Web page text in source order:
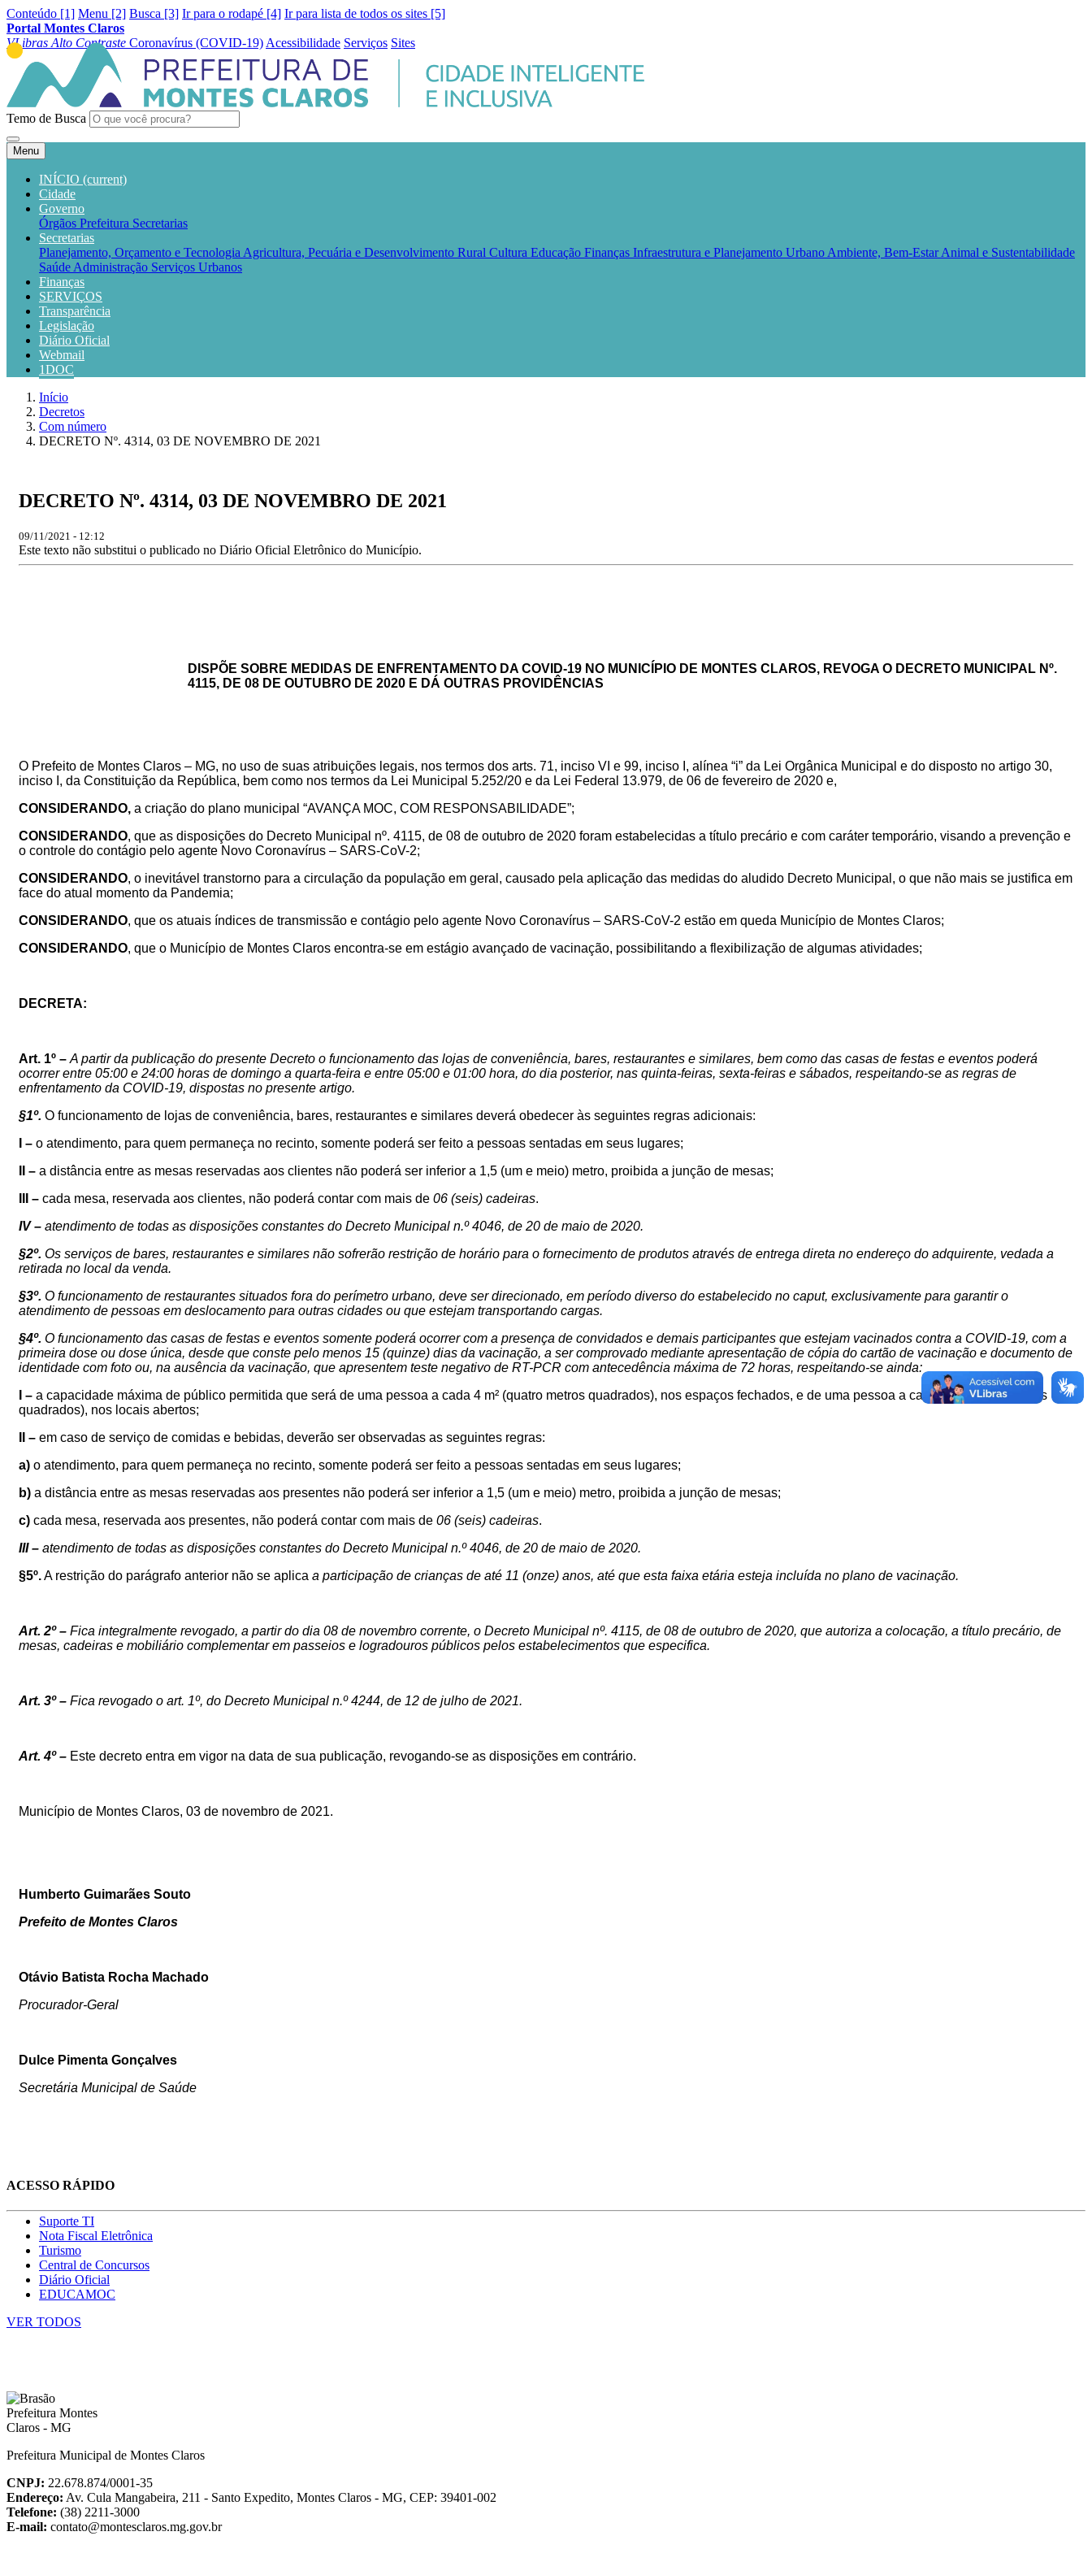
Conteúdo [1] Menu [2] Busca [3] Ir para o rodapé [4] Ir para lista de todos os sites [5]
Portal Montes Claros
VLibras Alto Contraste Coronavírus (COVID-19) Acessibilidade Serviços Sites
Temo de Busca
Menu
INÍCIO (current)
Cidade
Governo
Órgãos Prefeitura Secretarias
Secretarias
Planejamento, Orçamento e Tecnologia Agricultura, Pecuária e Desenvolvimento Rural Cultura Educação Finanças Infraestrutura e Planejamento Urbano Ambiente, Bem-Estar Animal e Sustentabilidade
Saúde Administração Serviços Urbanos
Finanças
SERVIÇOS
Transparência
Legislação
Diário Oficial
Webmail
1DOC
Início
Decretos
Com número
DECRETO Nº. 4314, 03 DE NOVEMBRO DE 2021
DECRETO Nº. 4314, 03 DE NOVEMBRO DE 2021
09/11/2021 - 12:12
Este texto não substitui o publicado no Diário Oficial Eletrônico do Município.
DISPÕE SOBRE MEDIDAS DE ENFRENTAMENTO DA COVID-19 NO MUNICÍPIO DE MONTES CLAROS, REVOGA O DECRETO MUNICIPAL Nº.
4115, DE 08 DE OUTUBRO DE 2020E DÁ OUTRAS PROVIDÊNCIAS
O Prefeito de Montes Claros – MG, no uso de suas atribuições legais, nos termos dos arts. 71, inciso VI e 99, inciso I, alínea “i” da Lei Orgânica Municipal e do disposto no artigo 30,
inciso I, da Constituição da República, bem como nos termos da Lei Municipal 5.252/20 e da Lei Federal 13.979, de 06 de fevereiro de 2020 e,
CONSIDERANDO, a criação do plano municipal “AVANÇA MOC, COM RESPONSABILIDADE”;
CONSIDERANDO, que as disposições do Decreto Municipal nº. 4115, de 08 de outubro de 2020 foram estabelecidas a título precário e com caráter temporário, visando a prevenção e
o controle do contágio pelo agente Novo Coronavírus – SARS-CoV-2;
CONSIDERANDO, o inevitável transtorno para a circulação da população em geral, causado pela aplicação das medidas do aludido Decreto Municipal, o que não mais se justifica em
face do atual momento da Pandemia;
CONSIDERANDO, que os atuais índices de transmissão e contágio pelo agente Novo Coronavírus – SARS-CoV-2 estão em queda Município de Montes Claros;
CONSIDERANDO, que o Município de Montes Claros encontra-se em estágio avançado de vacinação, possibilitando a flexibilização de algumas atividades;
DECRETA:
Art. 1º – A partir da publicação do presente Decreto o funcionamento das lojas de conveniência, bares, restaurantes e similares, bem como das casas de festas e eventos poderá
ocorrer entre 05:00 e 24:00 horas de domingo a quarta-feira e entre 05:00 e 01:00 hora, do dia posterior, nas quinta-feiras, sexta-feiras e sábados, respeitando-se as regras de
enfrentamento da COVID-19, dispostas no presente artigo.
§1º. O funcionamento de lojas de conveniência, bares, restaurantes e similares deverá obedecer às seguintes regras adicionais:
I – o atendimento, para quem permaneça no recinto, somente poderá ser feito a pessoas sentadas em seus lugares;
II – a distância entre as mesas reservadas aos clientes não poderá ser inferior a 1,5 (um e meio) metro, proibida a junção de mesas;
III – cada mesa, reservada aos clientes, não poderá contar com mais de 06 (seis) cadeiras.
IV – atendimento de todas as disposições constantes do Decreto Municipal n.º 4046, de 20 de maio de 2020.
§2º. Os serviços de bares, restaurantes e similares não sofrerão restrição de horário para o fornecimento de produtos através de entrega direta no endereço do adquirente, vedada a
retirada no local da venda.
§3º. O funcionamento de restaurantes situados fora do perímetro urbano, deve ser direcionado, em período diverso do estabelecido no caput, exclusivamente para garantir o
atendimento de pessoas em deslocamento para outras cidades ou que estejam transportando cargas.
§4º. O funcionamento das casas de festas e eventos somente poderá ocorrer com a presença de convidados e demais participantes que estejam vacinados contra a COVID-19, com a
primeira dose ou dose única, desde que conste pelo menos 15 (quinze) dias da vacinação, a ser comprovado mediante apresentação de cópia do cartão de vacinação e documento de
identidade com foto ou, na ausência da vacinação, que apresentem teste negativo de RT-PCR com antecedência máxima de 72 horas, respeitando-se ainda:
I – a capacidade máxima de público permitida que será de uma pessoa a cada 4 m² (quatro metros quadrados), nos espaços fechados, e de uma pessoa a cada 02 m² (dois metros
quadrados), nos locais abertos;
II – em caso de serviço de comidas e bebidas, deverão ser observadas as seguintes regras:
a) o atendimento, para quem permaneça no recinto, somente poderá ser feito a pessoas sentadas em seus lugares;
b) a distância entre as mesas reservadas aos presentes não poderá ser inferior a 1,5 (um e meio) metro, proibida a junção de mesas;
c) cada mesa, reservada aos presentes, não poderá contar com mais de 06 (seis) cadeiras.
III– atendimento de todas as disposições constantes do Decreto Municipal n.º 4046, de 20 de maio de 2020.
§5º.A restrição do parágrafo anterior não se aplica a participação de crianças de até 11 (onze) anos, até que esta faixa etária esteja incluída no plano de vacinação.
Art. 2º – Fica integralmente revogado, a partir do dia 08 de novembro corrente, o Decreto Municipal nº. 4115, de 08 de outubro de 2020, que autoriza a colocação, a título precário, de
mesas, cadeiras e mobiliário complementar em passeios e logradouros públicos pelos estabelecimentos que especifica.
Art. 3º – Fica revogado o art. 1º, do Decreto Municipal n.º4244, de 12 de julho de 2021.
Art. 4º – Este decreto entra em vigor na data de sua publicação, revogando-se as disposições em contrário.
Município de Montes Claros, 03 de novembro de 2021.
Humberto Guimarães Souto
Prefeito de Montes Claros
Otávio Batista Rocha Machado
Procurador-Geral
Dulce Pimenta Gonçalves
Secretária Municipal de Saúde
ACESSO RÁPIDO
Suporte TI
Nota Fiscal Eletrônica
Turismo
Central de Concursos
Diário Oficial
EDUCAMOC
VER TODOS
Prefeitura Municipal de Montes Claros
CNPJ: 22.678.874/0001-35
Endereço: Av. Cula Mangabeira, 211 - Santo Expedito, Montes Claros - MG, CEP: 39401-002
Telefone: (38) 2211-3000
E-mail: contato@montesclaros.mg.gov.br